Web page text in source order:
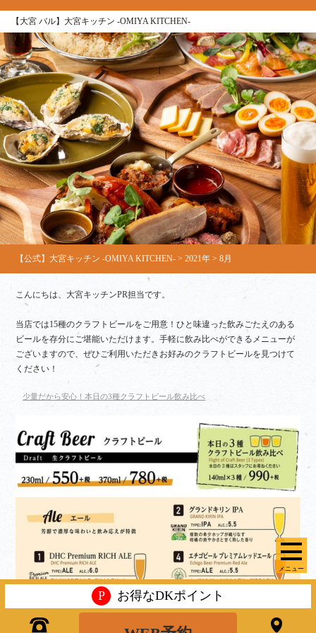
【大宮 バル】大宮キッチン ‐OMIYA KITCHEN‐
メニュー
【公式】大宮キッチン ‐OMIYA KITCHEN‐ >2021年 >8月
こんにちは、大宮キッチンPR担当です。
当店では15種のクラフトビールをご用意！ひと味違った飲みごたえのある
ビールを存分にご堪能いただけます。手軽に飲み比べができるメニューが
ございますので、ぜひご利用いただきお好みのクラフトビールを見つけて
ください！
少量だから安心！本日の3種クラフトビール飲み比べ
P お得なDKポイント